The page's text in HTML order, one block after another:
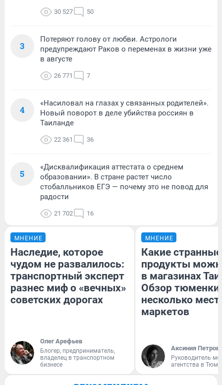
30 527 50
3
Потеряют голову от любви. Астрологи
предупреждают Раков о переменах в жизни уже
в августе
26 771 7
4
«Насиловал на глазах у связанных родителей».
Новый поворот в деле убийства россиян в
Таиланде
22 361 36
5
«Дисквалификация аттестата о среднем
образовании». В стране растет число
стобалльников ЕГЭ — почему это не повод для
радости
21 702 16
МНЕНИЕ
Наследие, которое
чудом не развалилось:
транспортный эксперт
разнес миф о «вечных»
советских дорогах
Олег Арефьев
Блогер, предприниматель,
владелец в транспортном
бизнесе
МНЕНИЕ
Какие странные
продукты
в магазинах
Обзор тюменки
несколько
маркетов
Аксиния
Руководитель
агентства в